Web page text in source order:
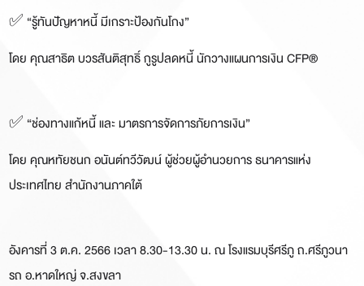
✅ “รู้ทันปัญหาหนี้ มีเกราะป้องกันโกง”
โดย คุณสาธิต บวรสันติสุทธิ์กูรูปลดหนี้ นักวางแผนการเงิน CFP®
✅ “ช่องทางแก้หนี้ และ มาตรการจัดการภัยการเงิน”
โดย คุณหทัยชนก อนันต์ทวีวัฒน์ผู้ช่วยผู้อำนวยการ ธนาคารแห่ง
ประเทศไทย สำนักงานภาคใต้
อังคารที่ 3 ต.ค. 2566 เวลา 8.30-13.30 น. ณ โรงแรมบุรีศรีภู ถ.ศรีภูวนา
รถ อ.หาดใหญ่ จ.สงขลา